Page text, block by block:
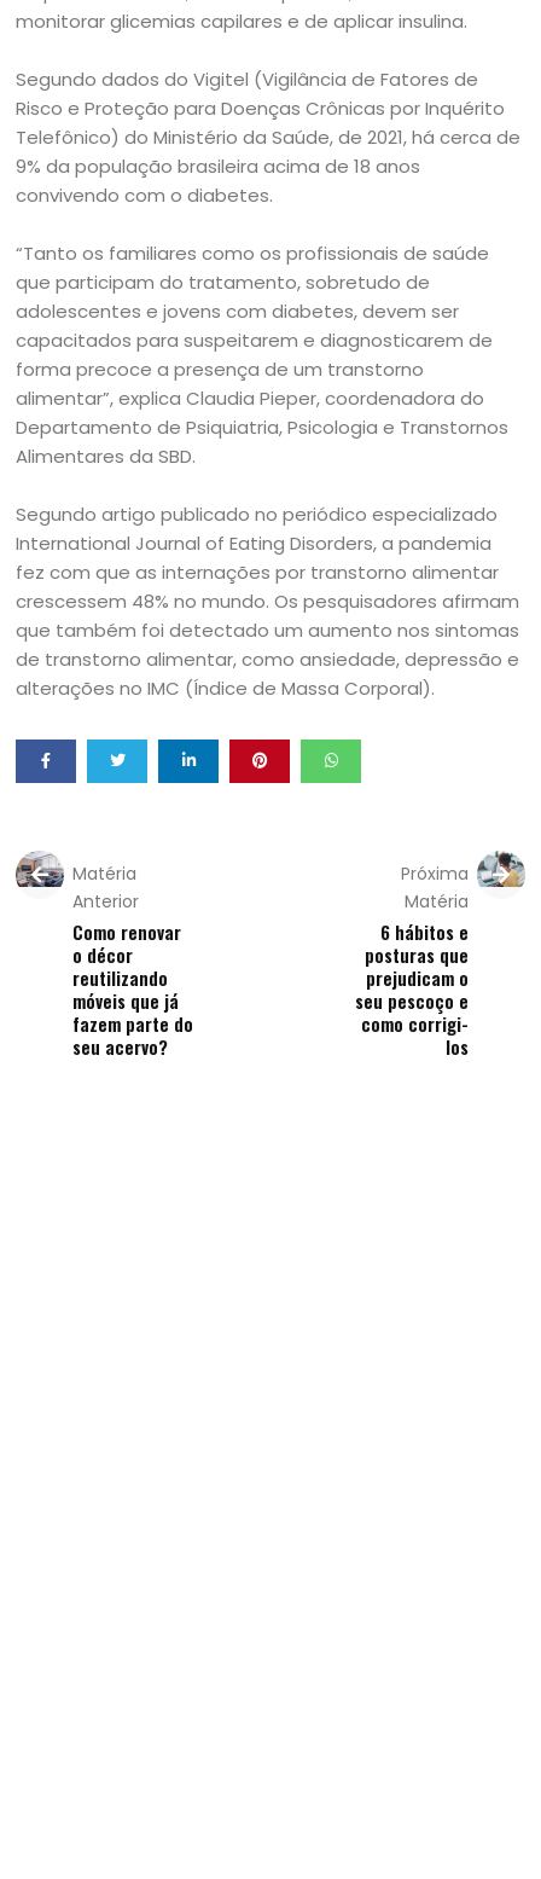
monitorar glicemias capilares e de aplicar insulina.
Segundo dados do Vigitel (Vigilância de Fatores de
Risco e Proteção para Doenças Crônicas por Inquérito
Telefônico) do Ministério da Saúde, de 2021, há cerca de
9% da população brasileira acima de 18 anos
convivendo com o diabetes.
“Tanto os familiares como os profissionais de saúde
que participam do tratamento, sobretudo de
adolescentes e jovens com diabetes, devem ser
capacitados para suspeitarem e diagnosticarem de
forma precoce a presença de um transtorno
alimentar”, explica Claudia Pieper, coordenadora do
Departamento de Psiquiatria, Psicologia e Transtornos
Alimentares da SBD.
Segundo artigo publicado no periódico especializado
International Journal of Eating Disorders, a pandemia
fez com que as internações por transtorno alimentar
crescessem 48% no mundo. Os pesquisadores afirmam
que também foi detectado um aumento nos sintomas
de transtorno alimentar, como ansiedade, depressão e
alterações no IMC (Índice de Massa Corporal).
Matéria
Anterior
Como renovar
o décor
reutilizando
móveis que já
fazem parte do
seu acervo?
Próxima
Matéria
6 hábitos e
posturas que
prejudicam o
seu pescoço e
como corrigi-
los